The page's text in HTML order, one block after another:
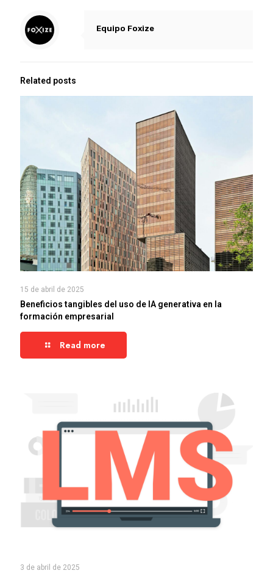
Equipo Foxize
Related posts
15 de abril de 2025
Beneficios tangibles del uso de IA generativa en la
formación empresarial
Read more
3 de abril de 2025